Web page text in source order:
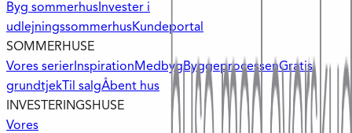
Byg sommerhus Invester i
udlejningssommerhusKundeportal
SOMMERHUSE
Vores serier Inspiration MedbygByggeprocessenGratis
grundtjek Til salgÅbent hus
INVESTERINGSHUSE
Vores